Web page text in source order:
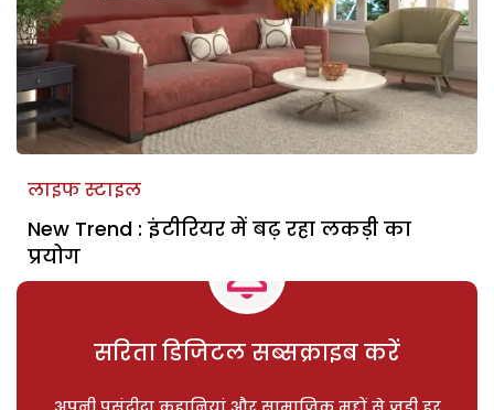
लाइफ स्टाइल
New Trend : इंटीरियर में बढ़ रहा लकड़ी का
प्रयोग
सरिता डिजिटल सब्सक्राइब करें